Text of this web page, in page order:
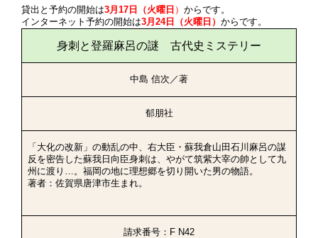
貸出と予約の開始は3月17日（火曜日 ） からです。
インターネット予約の開始は3月24日（火曜日） からです。
身刺と登羅麻呂の謎 古代史ミステリー
中島 信次／著
郁朋社
「大化の改新」の動乱の中、右大臣・蘇我倉山田石川麻呂の謀
反を密告した蘇我日向臣身刺は、やがて筑紫大宰の帥として九
州に渡り…。福岡の地に理想郷を切り開いた男の物語。
著者：佐賀県唐津市生まれ。
請求番号：F N42